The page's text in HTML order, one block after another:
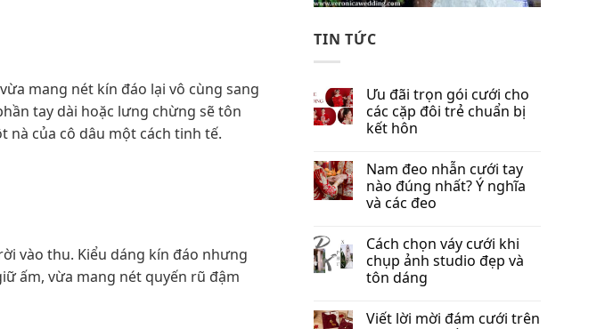
mang nét kín đáo lại vô cùng sang
tay dài hoặc lưng chừng sẽ tôn
nà của cô dâu một cách tinh tế.
vào thu. Kiểu dáng kín đáo nhưng
ấm, vừa mang nét quyến rũ đậm
TIN TỨC
Ưu đãi trọn gói cưới cho
các cặp đôi trẻ chuẩn bị
kết hôn
Nam đeo nhẫn cưới tay
nào đúng nhất​? Ý nghĩa
và các đeo
Cách chọn váy cưới khi
chụp ảnh studio đẹp và
tôn dáng
Viết lời mời đám cưới trên